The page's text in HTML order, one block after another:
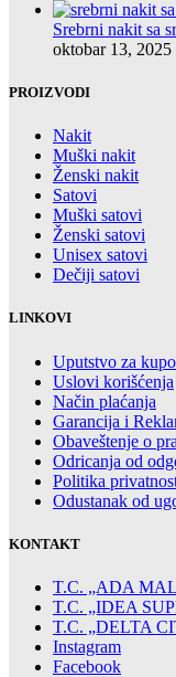
Srebrni nakit sa
oktobar 13, 2025
PROIZVODI
Nakit
Muški nakit
Ženski nakit
Satovi
Muški satovi
Ženski satovi
Unisex satovi
Dečiji satovi
LINKOVI
Uputstvo za
Uslovi korišćenja
Način plaćanja
Garancija i
Obaveštenje o
Odricanja od
Politika
Odustanak od
KONTAKT
T.C. „ADA
T.C. „IDEA
T.C. „DELTA
Instagram
Facebook